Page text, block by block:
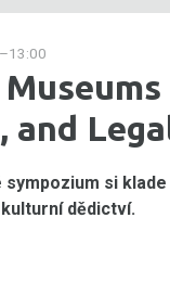
and
si
dědictví.